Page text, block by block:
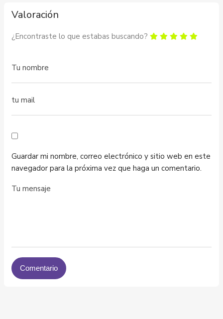
Valoración
¿Encontraste lo que estabas buscando?
Guardar mi nombre, correo electrónico y sitio web en este
navegador para la próxima vez que haga un comentario.